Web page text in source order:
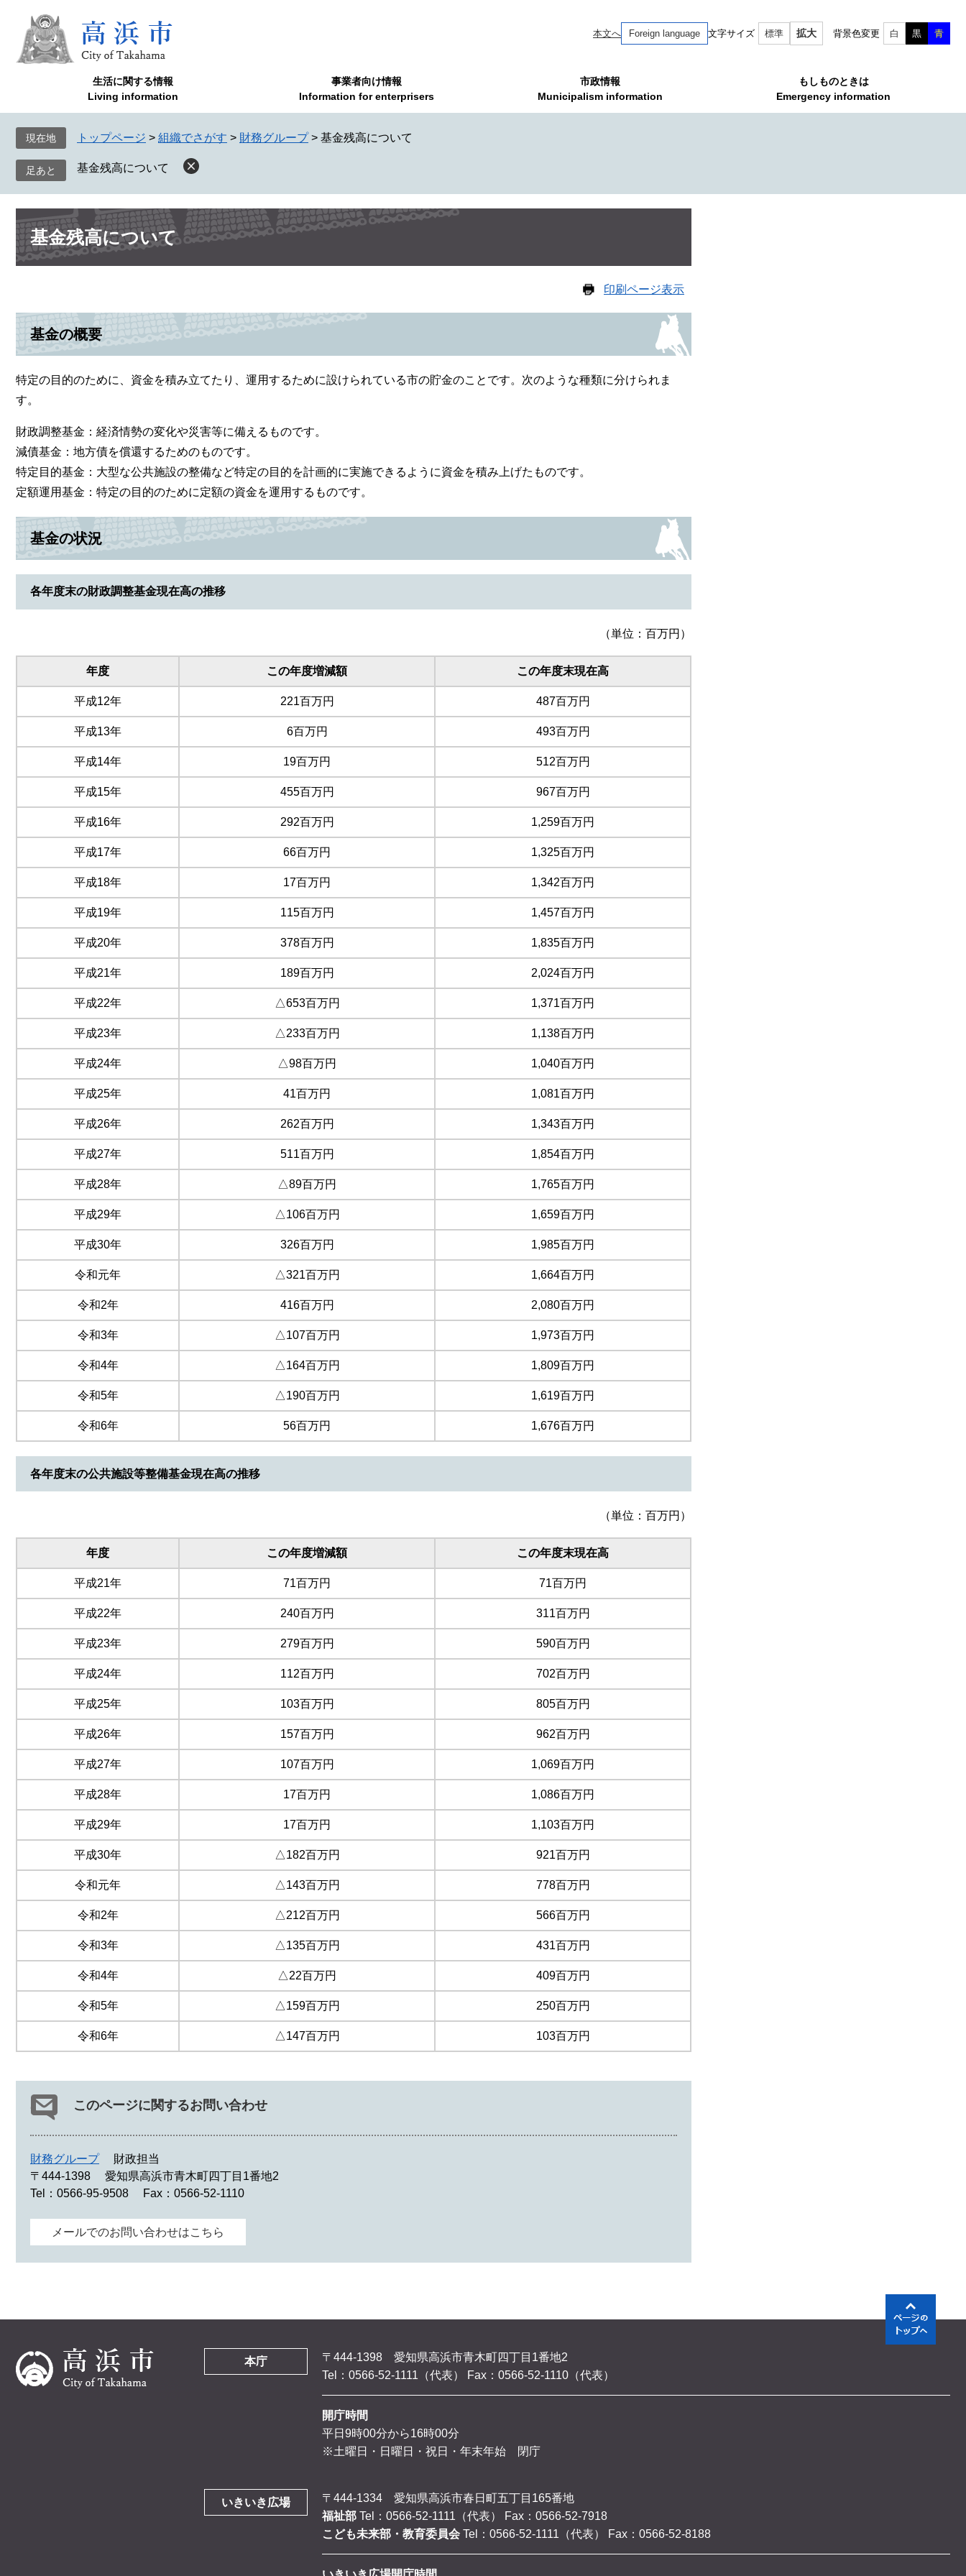
で
ば
へ
本文へ Foreign language 文字サイズ 標準 拡大 背景色変更 白 黒 青
生活に関する情報
Living information
事業者向け情報
Information for enterprisers
市政情報
Municipalism information
もしものときは
Emergency information
現在地 トップページ > 組織でさがす > 財務グループ > 基金残高について
基金残高について
本
文 基金残高について
印刷ページ表示
基金の概要
特定の目的のために、資金を積み立てたり、運用するために設けられている市の貯金のことです。次のような種類に分けられま
す。
財政調整基金：経済情勢の変化や災害等に備えるものです。
減債基金：地方債を償還するためのものです。
特定目的基金：大型な公共施設の整備など特定の目的を計画的に実施できるように資金を積み上げたものです。
定額運用基金：特定の目的のために定額の資金を運用するものです。
基金の状況
各年度末の財政調整基金現在高の推移
（単位：百万円）
年度 この年度増減額 この年度末現在高
平成12年 221百万円 487百万円
平成13年 6百万円 493百万円
平成14年 19百万円 512百万円
平成15年 455百万円 967百万円
平成16年 292百万円 1,259百万円
平成17年 66百万円 1,325百万円
平成18年 17百万円 1,342百万円
平成19年 115百万円 1,457百万円
平成20年 378百万円 1,835百万円
平成21年 189百万円 2,024百万円
平成22年 △653百万円 1,371百万円
平成23年 △233百万円 1,138百万円
平成24年 △98百万円 1,040百万円
平成25年 41百万円 1,081百万円
平成26年 262百万円 1,343百万円
平成27年 511百万円 1,854百万円
平成28年 △89百万円 1,765百万円
平成29年 △106百万円 1,659百万円
平成30年 326百万円 1,985百万円
令和元年 △321百万円 1,664百万円
令和2年 416百万円 2,080百万円
令和3年 △107百万円 1,973百万円
令和4年 △164百万円 1,809百万円
令和5年 △190百万円 1,619百万円
令和6年 56百万円 1,676百万円
各年度末の公共施設等整備基金現在高の推移
（単位：百万円）
年度 この年度増減額 この年度末現在高
平成21年 71百万円 71百万円
平成22年 240百万円 311百万円
平成23年 279百万円 590百万円
平成24年 112百万円 702百万円
平成25年 103百万円 805百万円
平成26年 157百万円 962百万円
平成27年 107百万円 1,069百万円
平成28年 17百万円 1,086百万円
平成29年 17百万円 1,103百万円
平成30年 △182百万円 921百万円
令和元年 △143百万円 778百万円
令和2年 △212百万円 566百万円
令和3年 △135百万円 431百万円
令和4年 △22百万円 409百万円
令和5年 △159百万円 250百万円
令和6年 △147百万円 103百万円
このページに関するお問い合わせ
財務グループ
財政担当
〒444-1398
愛知県高浜市青木町四丁目1番地2
Tel：0566-95-9508
Fax：0566-52-1110
メールでのお問い合わせはこちら
本庁
〒444-1398 愛知県高浜市青木町四丁目1番地2
Tel：0566-52-1111（代表）
Fax：0566-52-1110（代表）
開庁時間
平日9時00分から16時00分
※土曜日・日曜日・祝日・年末年始 閉庁
いきいき広場
〒444-1334 愛知県高浜市春日町五丁目165番地
福祉部 Tel：0566-52-1111（代表）
Fax：0566-52-7918
こども未来部・教育委員会 Tel：0566-52-1111（代表） Fax：0566-52-8188